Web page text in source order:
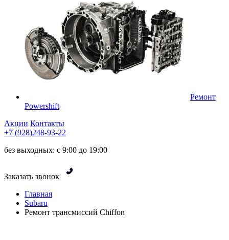
Ремонт
Powershift
Акции Контакты
+7 (928)248-93-22
без выходных: с 9:00 до 19:00
Заказать звонок
Главная
Subaru
Ремонт трансмиссий Chiffon